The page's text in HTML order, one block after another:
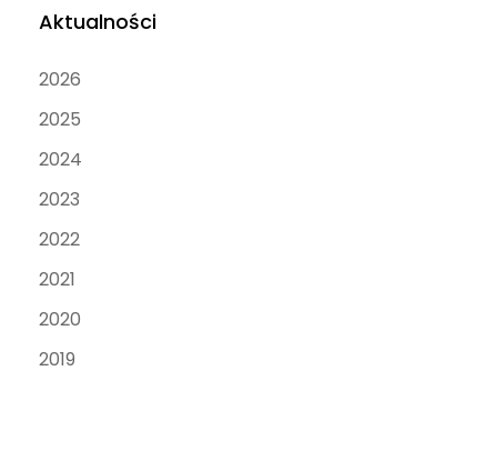
Aktualności
2026
2025
2024
2023
2022
2021
2020
2019